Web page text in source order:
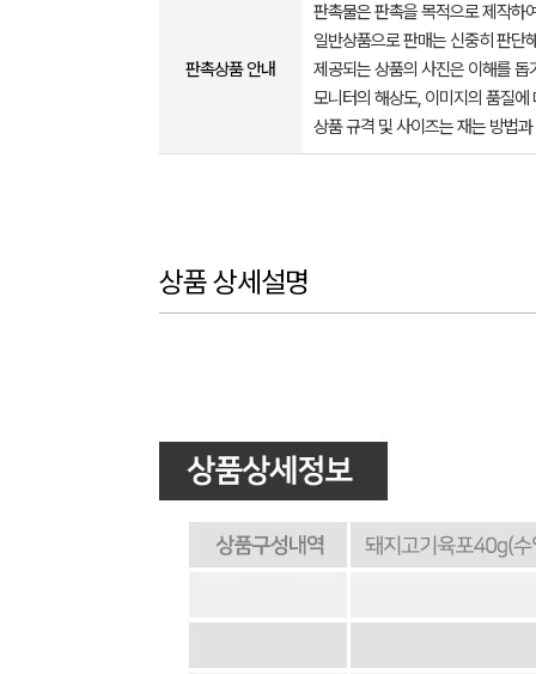
판촉상품 안내
판촉물은 판촉을 목적으로 제작하
일반상품으로 판매는 신중히 판단
제공되는 상품의 사진은 이해를
모니터의 해상도, 이미지의 품질
상품 규격 및 사이즈는 재는 방법
상품 상세설명